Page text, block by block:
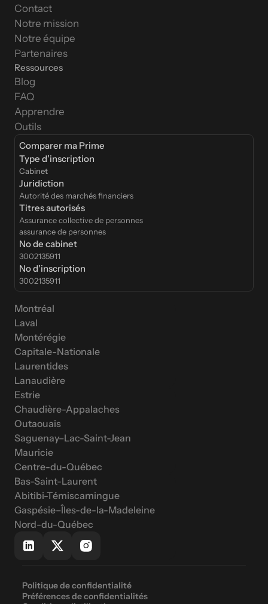
Contact
Notre mission
Notre équipe
Partenaires
Ressources
Blog
FAQ
Apprendre
Outils
Comparer ma Prime
Type d’inscription
Cabinet
Juridiction
Autorité des marchés financiers
Titres autorisés
Assurance collective de personnes
assurance de personnes
No de cabinet
3002135911
No d'inscription
3002135911
Montréal
Laval
Montérégie
Capitale-Nationale
Laurentides
Lanaudière
Estrie
Chaudière-Appalaches
Outaouais
Saguenay–Lac-Saint-Jean
Mauricie
Centre-du-Québec
Bas-Saint-Laurent
Abitibi-Témiscamingue
Gaspésie–Îles-de-la-Madeleine
Nord-du-Québec
Politique de confidentialité
Préférences de confidentialités